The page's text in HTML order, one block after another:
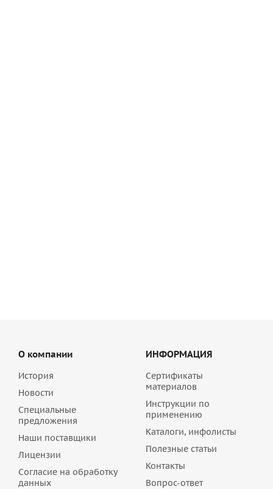
О компании
История
Новости
Специальные
предложения
Наши поставщики
Лицензии
Согласие на обработку
данных
ИНФОРМАЦИЯ
Сертификаты
материалов
Инструкции по
применению
Каталоги, инфолисты
Полезные статьи
Контакты
Вопрос-ответ